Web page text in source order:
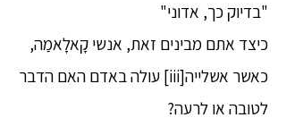
"בדיוק כך, אדוני"
כיצד אתם מבינים זאת, אנשי קָאלָאמַה,
כאשר אשלייה[iii] עולה באדם האם הדבר
לטובה או לרעה?